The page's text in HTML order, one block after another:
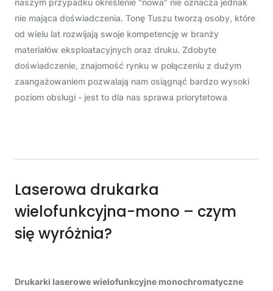
naszym przypadku określenie "nowa" nie oznacza jednak
nie mająca doświadczenia. Tonę Tuszu tworzą osoby, które
od wielu lat rozwijają swoje kompetencję w branży
materiałów eksploatacyjnych oraz druku. Zdobyte
doświadczenie, znajomość rynku w połączeniu z dużym
zaangażowaniem pozwalają nam osiągnąć bardzo wysoki
poziom obsługi - jest to dla nas sprawa priorytetowa
Drukarki laserowe wielofunkcyjne monochromatyczne
Laserowa drukarka
wielofunkcyjna-mono – czym
się wyróżnia?